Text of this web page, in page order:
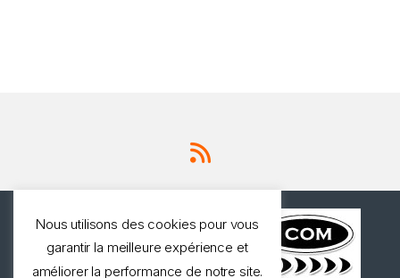
Nous utilisons des cookies pour vous
garantir la meilleure expérience et
améliorer la performance de notre site.